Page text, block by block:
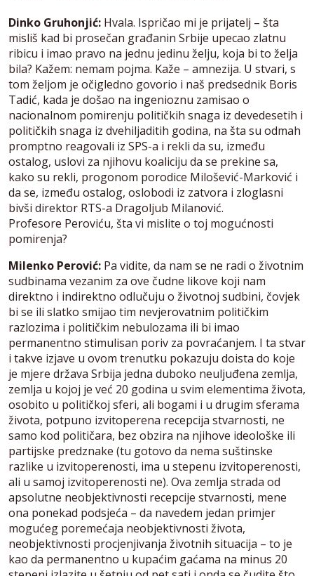
Dinko Gruhonjić: Hvala. Ispričao mi je prijatelj – šta
misliš kad bi prosečan građanin Srbije upecao zlatnu
ribicu i imao pravo na jednu jedinu želju, koja bi to želja
bila? Kažem: nemam pojma. Kaže – amnezija. U stvari, s
tom željom je očigledno govorio i naš predsednik Boris
Tadić, kada je došao na ingenioznu zamisao o
nacionalnom pomirenju političkih snaga iz devedesetih i
političkih snaga iz dvehiljaditih godina, na šta su odmah
promptno reagovali iz SPS-a i rekli da su, između
ostalog, uslovi za njihovu koaliciju da se prekine sa,
kako su rekli, progonom porodice Milošević-Marković i
da se, između ostalog, oslobodi iz zatvora i zloglasni
bivši direktor RTS-a Dragoljub Milanović.
Profesore Peroviću, šta vi mislite o toj mogućnosti
pomirenja?
Milenko Perović: Pa vidite, da nam se ne radi o životnim
sudbinama vezanim za ove čudne likove koji nam
direktno i indirektno odlučuju o životnoj sudbini, čovjek
bi se ili slatko smijao tim nevjerovatnim političkim
razlozima i političkim nebulozama ili bi imao
permanentno stimulisan poriv za povraćanjem. I ta stvar
i takve izjave u ovom trenutku pokazuju doista do koje
je mjere država Srbija jedna duboko neuljuđena zemlja,
zemlja u kojoj je već 20 godina u svim elementima života,
osobito u političkoj sferi, ali bogami i u drugim sferama
života, potpuno izvitoperena recepcija stvarnosti, ne
samo kod političara, bez obzira na njihove ideološke ili
partijske predznake (tu gotovo da nema suštinske
razlike u izvitoperenosti, ima u stepenu izvitoperenosti,
ali u samoj izvitoperenosti ne). Ova zemlja strada od
apsolutne neobjektivnosti recepcije stvarnosti, mene
ona ponekad podsjeća – da navedem jedan primjer
mogućeg poremećaja neobjektivnosti života,
neobjektivnosti procjenjivanja životnih situacija – to je
kao da permanentno u kupaćim gaćama na minus 20